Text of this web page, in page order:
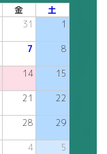
金 土
31 1
7 8
14 15
21 22
28 29
4 5